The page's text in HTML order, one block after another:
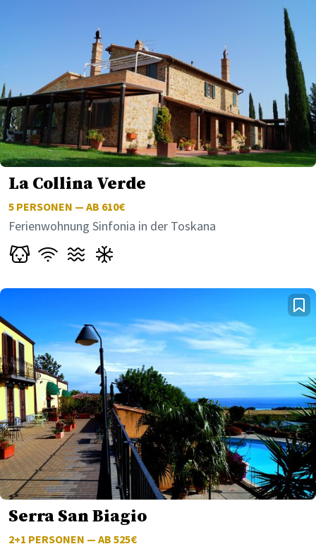
La Collina Verde
5 PERSONEN — AB 610€
Ferienwohnung Sinfonia in der Toskana
Serra San Biagio
2+1 PERSONEN — AB 525€